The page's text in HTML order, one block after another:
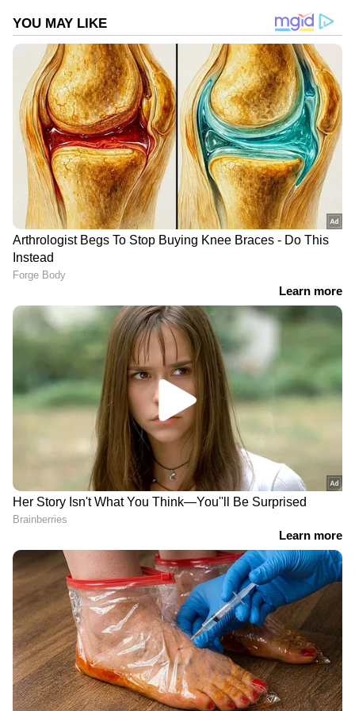
Read more:'റോഡ് അച്ഛന്റെ വക',
DOWNLOAD APP
ഇന്ത്യയിലെയും ലോകമെമ്പാടുമുള്ള എല്ലാ
India Newsഅറിയാൻ എപ്പോഴും ഏഷ്യാനെറ്റ്
ന്യൂസ് വാർത്തകൾ.Malayalam News
തത്സമയ അപ്‌ഡേറ്റുകളും ആഴത്തിലുള്ള
വിശകലനവും സമഗ്രമായ റിപ്പോർട്ടിംഗും —
എല്ലാം ഒരൊറ്റ സ്ഥലത്ത്. ഏത് സമയത്തും,
എവിടെയും വിശ്വസനീയമായ വാർത്തകൾ
ലഭിക്കാൻAsianet News Malayalam